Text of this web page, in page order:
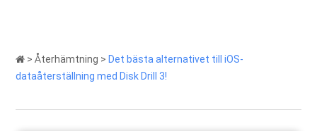
>Återhämtning > Det bästa alternativet till iOS-
dataåterställning med Disk Drill 3!